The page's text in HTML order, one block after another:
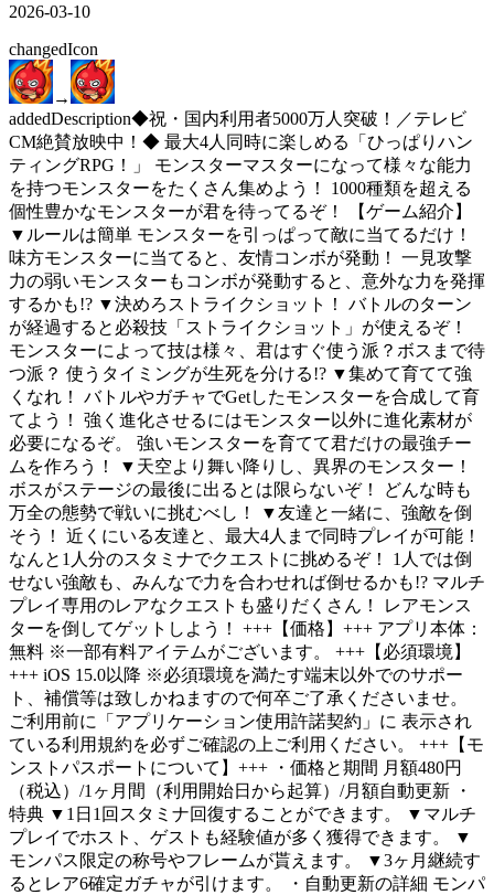
2026-03-10
changedIcon
→
addedDescription◆祝・国内利用者5000万人突破！／テレビ
CM絶賛放映中！◆ 最大4人同時に楽しめる「ひっぱりハン
ティングRPG！」 モンスターマスターになって様々な能力
を持つモンスターをたくさん集めよう！ 1000種類を超える
個性豊かなモンスターが君を待ってるぞ！ 【ゲーム紹介】
▼ルールは簡単 モンスターを引っぱって敵に当てるだけ！
味方モンスターに当てると、友情コンボが発動！ 一見攻撃
力の弱いモンスターもコンボが発動すると、意外な力を発揮
するかも!? ▼決めろストライクショット！ バトルのターン
が経過すると必殺技「ストライクショット」が使えるぞ！
モンスターによって技は様々、君はすぐ使う派？ボスまで待
つ派？ 使うタイミングが生死を分ける!? ▼集めて育てて強
くなれ！ バトルやガチャでGetしたモンスターを合成して育
てよう！ 強く進化させるにはモンスター以外に進化素材が
必要になるぞ。 強いモンスターを育てて君だけの最強チー
ムを作ろう！ ▼天空より舞い降りし、異界のモンスター！
ボスがステージの最後に出るとは限らないぞ！ どんな時も
万全の態勢で戦いに挑むべし！ ▼友達と一緒に、強敵を倒
そう！ 近くにいる友達と、最大4人まで同時プレイが可能！
なんと1人分のスタミナでクエストに挑めるぞ！ 1人では倒
せない強敵も、みんなで力を合わせれば倒せるかも!? マルチ
プレイ専用のレアなクエストも盛りだくさん！ レアモンス
ターを倒してゲットしよう！ +++【価格】+++ アプリ本体：
無料 ※一部有料アイテムがございます。 +++【必須環境】
+++ iOS 15.0以降 ※必須環境を満たす端末以外でのサポー
ト、補償等は致しかねますので何卒ご了承くださいませ。
ご利用前に「アプリケーション使用許諾契約」に 表示され
ている利用規約を必ずご確認の上ご利用ください。 +++【モ
ンストパスポートについて】+++ ・価格と期間 月額480円
（税込）/1ヶ月間（利用開始日から起算）/月額自動更新 ・
特典 ▼1日1回スタミナ回復することができます。 ▼マルチ
プレイでホスト、ゲストも経験値が多く獲得できます。 ▼
モンパス限定の称号やフレームが貰えます。 ▼3ヶ月継続す
るとレア6確定ガチャが引けます。 ・自動更新の詳細 モンパ